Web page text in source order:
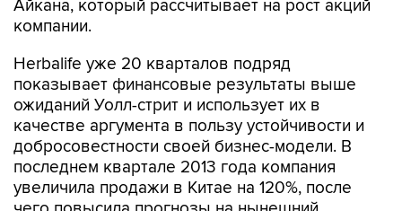
Herbalife уже 20 кварталов подряд
ожиданий Уолл-стрит и использует их в
качестве аргумента в пользу устойчивости и
добросовестности своей бизнес-модели. В
последнем квартале 2013 года компания
увеличила продажи в Китае на 120%, после
чего повысила прогнозы на нынешний
квартал.